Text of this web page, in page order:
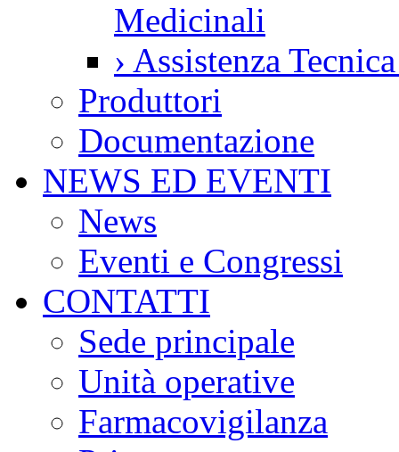
Medicinali
› Assistenza
Produttori
Documentazione
NEWS ED EVENTI
News
Eventi e Congressi
CONTATTI
Sede principale
Unità operative
Farmacovigilanza